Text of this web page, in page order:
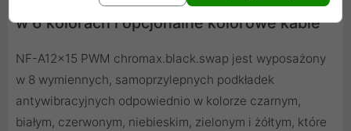
Samoprzylepne podkładki antywibracyjne
w 6 kolorach i opcjonalne kolorowe kable
NF-A12x15 PWM chromax.black.swap jest wyposażony
w 8 wymiennych, samoprzylepnych podkładek
antywibracyjnych odpowiednio w kolorze czarnym,
białym, czerwonym, niebieskim, zielonym i żółtym, które